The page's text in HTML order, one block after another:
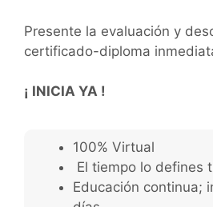
Presente la evaluación y
certificado-diploma
¡ INICIA YA !
100% Virtual
El tiempo lo defines
Educación continua;